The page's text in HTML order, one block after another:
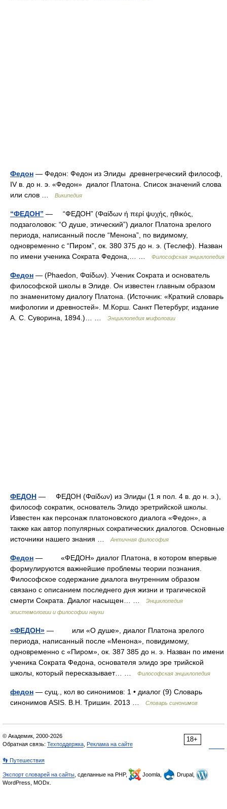
Федон — Федон: Федон из Элиды древнегреческий философ,
IV в. до н. э. «Федон» диалог Платона. Список значений слова
или слов …
Википедия
“ФЕДОН” — “ФЕДОН” (Φαίδων ή περί ψυχής, ηθικός,
подзаголовок: “О душе, этический”) диалог Платона зрелого
периода, написанный после “Менона”, по видимому,
одновременно с “Пиром”, ок. 380 375 до н. э. (Теслеф). Назван
по имени ученика Сократа Федона,… …
Философская энциклопедия
Федон — (Phaedon, Φαίδων). Ученик Сократа и основатель
философской школы в Элиде. Он известен главным образом
по знаменитому диалогу Платона. (Источник: «Краткий словарь
мифологии и древностей». М.Корш. Санкт Петербург, издание
А. С. Суворина, 1894.)… …
Энциклопедия мифологии
ФЕДОН — ФЕДОН (Φαίδων) из Элиды (1 я пол. 4 в. до н. э.),
философ сократик, основатель Элидо эретрийской школы.
Известен как персонаж платоновского диалога «Федон», а
также как автор популярных сократических диалогов. Основные
источники нашего знания …Античная философия
Федон — «ФЕДОН» диалог Платона, в котором впервые
формулируются важнейшие проблемы теории познания.
Философское содержание диалога внутренним образом
связано с описанием последнего дня жизни и трагической
смерти Сократа. Диалог насыщен… …
Энциклопедия
эпистемологии и философии науки
«ФЕДОН» — или «О душе», диалог Платона зрелого
периода, написанный после «Менона», повидимому,
одновременно с «Пиром», ок. 387 385 до н. э. Назван по имени
ученика Сократа Федона, основателя элидо эре трийской
школы, который пересказывает… …
Философская энциклопедия
федон — сущ., кол во синонимов: 1 • диалог (9) Словарь
синонимов ASIS. В.Н. Тришин. 2013 …
Словарь синонимов
18+
© Академик, 2000-2026
Обратная связь: Техподдержка Реклама на сайте
👣 Путешествия
Экспорт словарей на сайты , сделанные на PHP, Joomla,
Drupal,
WordPress, MODx.